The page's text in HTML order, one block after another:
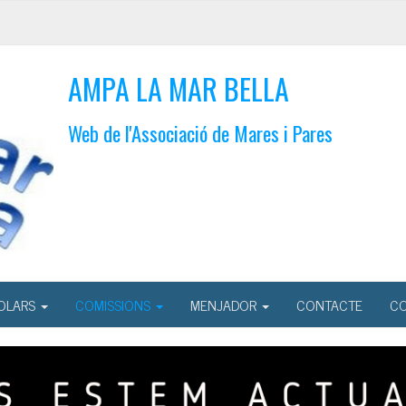
AMPA LA MAR BELLA
Web de l'Associació de Mares i Pares
COMISSIONS MENJADOR CONTACTE